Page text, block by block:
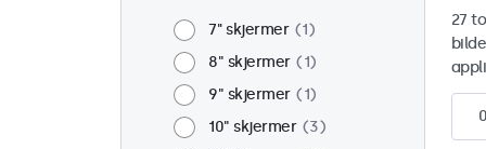
7'' skjermer
1
8" skjermer
1
9" skjermer
1
10" skjermer
3
27
0